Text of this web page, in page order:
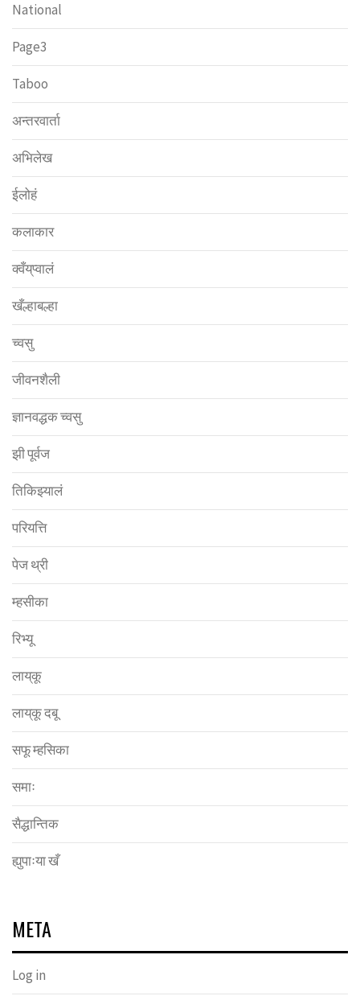
National
Page3
Taboo
अन्तरवार्ता
अभिलेख
ईलोहं
कलाकार
क्वँय्‌प्वालं
खँल्हाबल्हा
च्वसु
जीवनशैली
ज्ञानवद्धक च्वसु
झी पूर्वज
तिकिझ्यालं
परियत्ति
पेज थ्री
म्हसीका
रिभ्यू
लाय्‌कू
लाय्‌कू दबू
सफू म्हसिका
समाः
सैद्धान्तिक
ह्युपाःया खँ
META
Log in